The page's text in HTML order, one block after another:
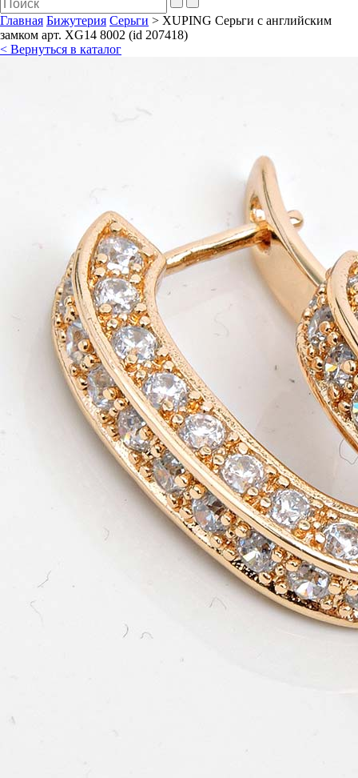
Главная Бижутерия Серьги > XUPING Серьги с английским
замком арт. XG14 8002 (id 207418)
< Вернуться в каталог